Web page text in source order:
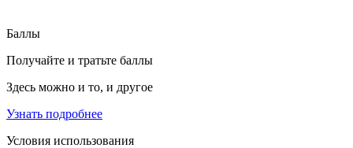
Баллы
Получайте и тратьте баллы
Здесь можно и то, и другое
Узнать подробнее
Условия использования